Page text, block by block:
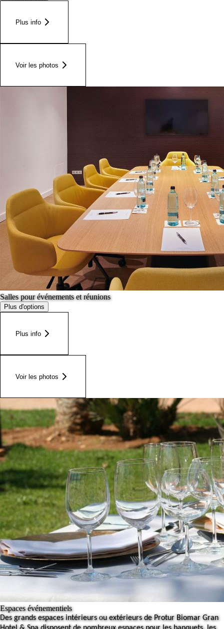
Plus info
Voir les photos
Salles pour événements et réunions
Plus d'options
Plus info
Voir les photos
Espaces événementiels
Des grands espaces intérieurs ou extérieurs de Protur Biomar Gran